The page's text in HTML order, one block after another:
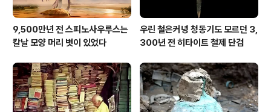
9,500만년 전 스피노사우루스는
칼날 모양 머리 볏이 있었다
우린 철은커녕 청동기도 모르던 3,
300년 전 히타이트 철제 단검